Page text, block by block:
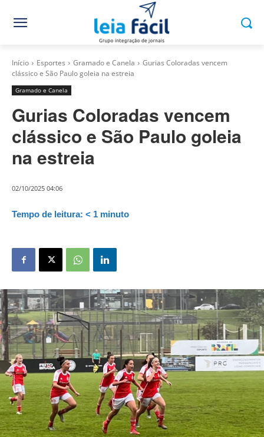
Início Esportes Gramado e Canela
Gurias Coloradas vencem
clássico e São Paulo goleia na estreia
Gramado e Canela
Gurias Coloradas vencem
clássico e São Paulo goleia
na estreia
02/10/2025 04:06
Tempo de leitura: < 1 minuto